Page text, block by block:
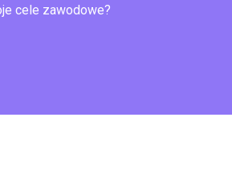
cele zawodowe?